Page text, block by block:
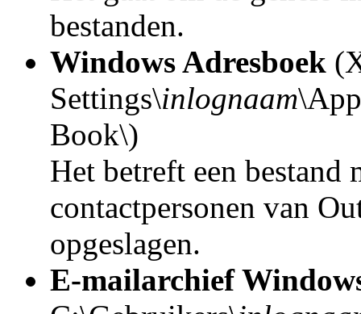
bestanden.
Windows Adresboek
Settings\inlognaam
Book\)
Het betreft een bestand
contactpersonen van
opgeslagen.
E-mailarchief